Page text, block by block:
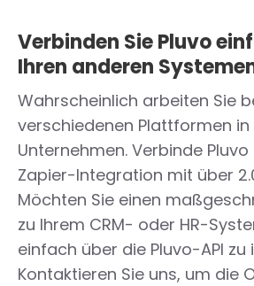
Verbinden Sie Pluvo
Ihren anderen
Wahrscheinlich arbeiten Sie
verschiedenen Plattformen in
Unternehmen. Verbinde
Zapier-Integration mit über
Möchten Sie einen
zu Ihrem CRM- oder HR-
einfach über die Pluvo-API zu
Kontaktieren Sie uns, um die